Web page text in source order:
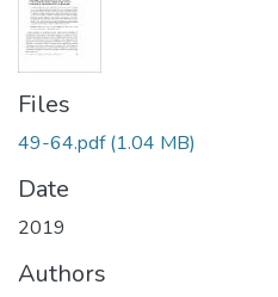
Files
49-64.pdf(1.04 MB)
Date
2019
Authors